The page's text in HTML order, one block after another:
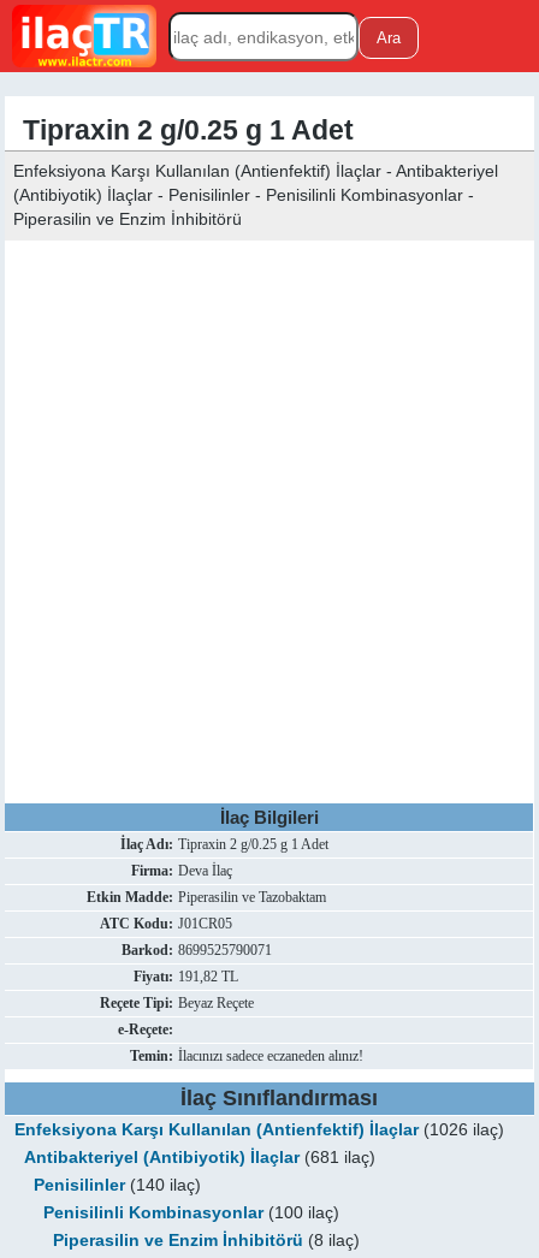
Tipraxin 2 g/0.25 g 1 Adet
Enfeksiyona Karşı Kullanılan (Antienfektif) İlaçlar - Antibakteriyel
(Antibiyotik) İlaçlar - Penisilinler - Penisilinli Kombinasyonlar -
Piperasilin ve Enzim İnhibitörü
İlaç Bilgileri
İlaç Adı: Tipraxin 2 g/0.25 g 1 Adet
Firma: Deva İlaç
Etkin Madde: Piperasilin ve Tazobaktam
ATC Kodu: J01CR05
Barkod: 8699525790071
Fiyatı: 191,82 TL
Reçete Tipi: Beyaz Reçete
e-Reçete:
Temin: İlacınızı sadece eczaneden alınız!
İlaç Sınıflandırması
Enfeksiyona Karşı Kullanılan (Antienfektif) İlaçlar(1026 ilaç)
Antibakteriyel (Antibiyotik) İlaçlar(681 ilaç)
Penisilinler(140 ilaç)
Penisilinli Kombinasyonlar(100 ilaç)
Piperasilin ve Enzim İnhibitörü (8 ilaç)